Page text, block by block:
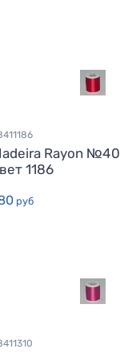
Rayon
1186
руб